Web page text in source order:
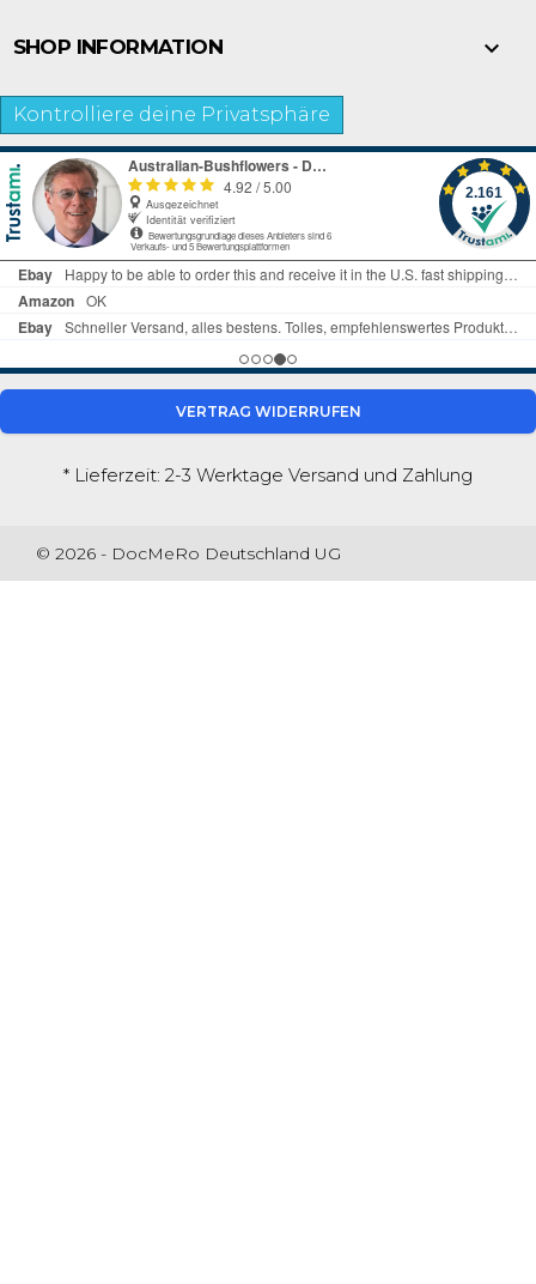
SHOP INFORMATION 
Kontrolliere deine Privatsphäre
VERTRAG WIDERRUFEN
* Lieferzeit: 2-3 Werktage Versand und Zahlung
© 2026 - DocMeRo Deutschland UG